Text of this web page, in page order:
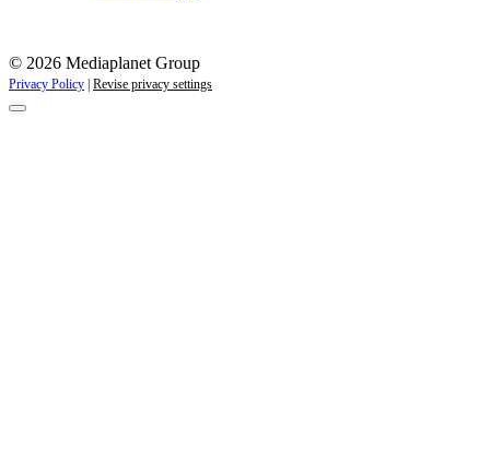
© 2026 Mediaplanet Group
Privacy Policy Revise privacy settings